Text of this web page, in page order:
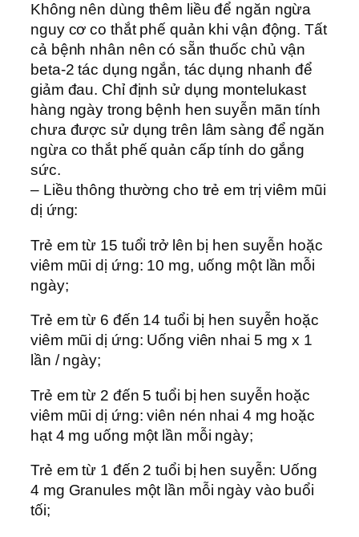
Không nên dùng thêm liều để ngăn ngừa
nguy cơ co thắt phế quản khi vận động. Tất
cả bệnh nhân nên có sẵn thuốc chủ vận
beta-2 tác dụng ngắn, tác dụng nhanh để
giảm đau. Chỉ định sử dụng montelukast
hàng ngày trong bệnh hen suyễn mãn tính
chưa được sử dụng trên lâm sàng để ngăn
ngừa co thắt phế quản cấp tính do gắng
sức.
– Liều thông thường cho trẻ em trị viêm mũi
dị ứng:
Trẻ em từ 15 tuổi trở lên bị hen suyễn hoặc
viêm mũi dị ứng: 10 mg, uống một lần mỗi
ngày;
Trẻ em từ 6 đến 14 tuổi bị hen suyễn hoặc
viêm mũi dị ứng: Uống viên nhai 5 mg x 1
lần / ngày;
Trẻ em từ 2 đến 5 tuổi bị hen suyễn hoặc
viêm mũi dị ứng: viên nén nhai 4 mg hoặc
hạt 4 mg uống một lần mỗi ngày;
Trẻ em từ 1 đến 2 tuổi bị hen suyễn: Uống
4 mg Granules một lần mỗi ngày vào buổi
tối;